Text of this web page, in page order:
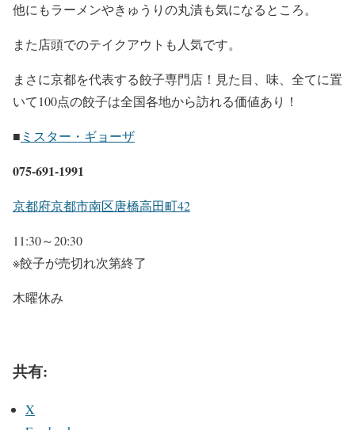
他にもラーメンやきゅうりの丸漬も気になるところ。
また店頭でのテイクアウトも人気です。
まさに京都を代表する餃子専門店！見た目、味、全てに置
いて100点の餃子は全国各地から訪れる価値あり！
■ ミスター・ギョーザ
075-691-1991
京都府京都市南区唐橋高田町42
11:30～20:30
※餃子が売切れ次第終了
木曜休み
共有:
X